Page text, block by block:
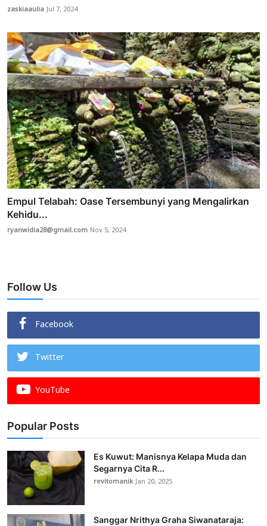
zaskiaauliaJul 7, 2024
Empul Telabah: Oase Tersembunyi yang Mengalirkan
Kehidu...
ryanwidia28@gmail.com Nov 5, 2024
Follow Us
Facebook
Twitter
YouTube
Popular Posts
Es Kuwut: Manisnya Kelapa Muda dan
Segarnya Cita R...
revitomanikJan 20, 2025
Sanggar Nrithya Graha Siwanataraja: